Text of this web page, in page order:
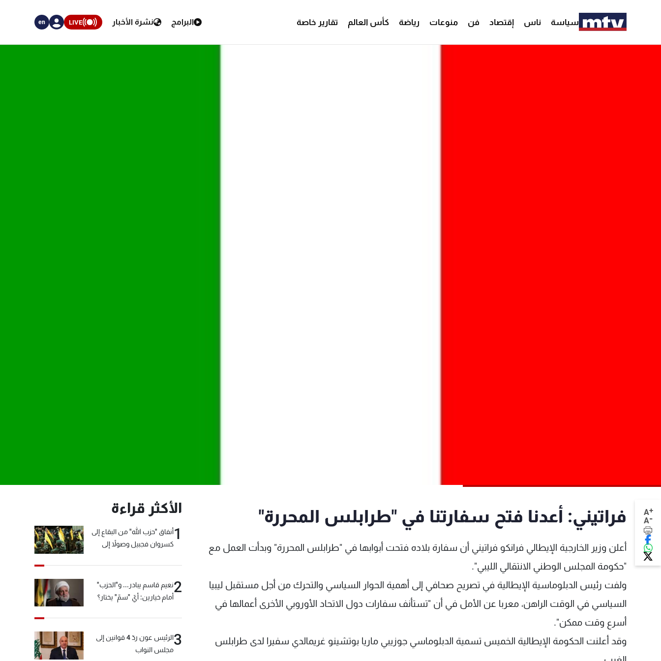
سياسة ناس إقتصاد فن منوعات رياضة كأس العالم تقارير خاصة البرامج نشرة الأخبار LIVE
en
A+
A- فراتيني: أعدنا فتح سفارتنا في "طرابلس المحررة"
أعلن وزير الخارجية الإيطالي فرانكو فراتيني أن سفارة بلاده فتحت أبوابها في "طرابلس المحررة" وبدأت العمل مع
"حكومة المجلس الوطني الانتقالي الليبي".
ولفت رئيس الدبلوماسية الإيطالية في تصريح صحافي إلى أهمية الحوار السياسي والتحرك من أجل مستقبل ليبيا
السياسي في الوقت الراهن، معربا عن الأمل في أن "تستأنف سفارات دول الاتحاد الأوروبي الأخرى أعمالها في
أسرع وقت ممكن".
وقد أعلنت الحكومة الإيطالية الخميس تسمية الدبلوماسي جوزيبي ماريا بوتشينو غريمالدي سفيرا لدى طرابلس
الأكثر قراءة
1أنفاق "حزب الله" من البقاع إلى
كسروان فجبيل وصولاً إلى
2نعيم قاسم يبادر... و"الحزب"
أمام خيارين: أيّ "سمّ" يختار؟
3
الرئيس عون ردّ 4 قوانين إلى
مجلس النواب